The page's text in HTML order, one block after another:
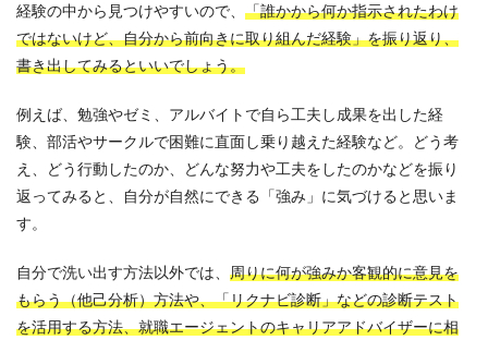
経験の中から見つけやすいので、 「誰かから何か指示されたわけ
ではないけど、自分から前向きに取り組んだ経験」を振り返り、
書き出してみるといいでしょう。
例えば、勉強やゼミ、アルバイトで自ら工夫し成果を出した経
験、部活やサークルで困難に直面し乗り越えた経験など。どう考
え、どう行動したのか、どんな努力や工夫をしたのかなどを振り
返ってみると、自分が自然にできる「強み」に気づけると思いま
す。
自分で洗い出す方法以外では、 周りに何が強みか客観的に意見を
もらう（他己分析）方法や、「リクナビ診断」などの診断テスト
を活用する方法、就職エージェントのキャリアアドバイザーに相